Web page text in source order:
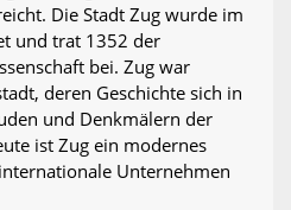
Die Stadt Zug wurde im
und trat 1352 der
bei. Zug war
deren Geschichte sich in
und Denkmälern der
ist Zug ein modernes
Unternehmen